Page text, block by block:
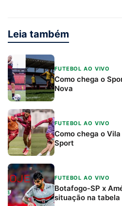
Leia também
FUTEBOL AO VIVO
Como chega o
Nova
FUTEBOL AO VIVO
Como chega o
Sport
FUTEBOL AO VIVO
Botafogo-SP x
situação na tabela